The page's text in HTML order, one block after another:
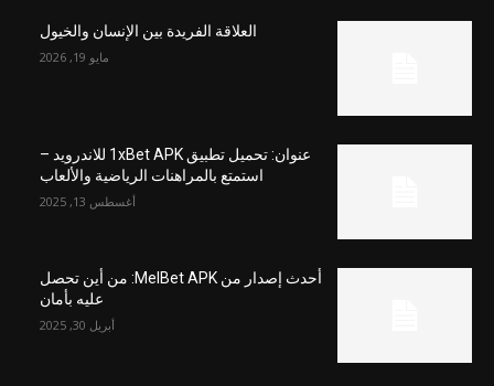
العلاقة الفريدة بين الإنسان والخيول
مايو 19, 2026
عنوان: تحميل تطبيق 1xBet APK للاندرويد –
استمتع بالمراهنات الرياضية والألعاب
أغسطس 13, 2025
أحدث إصدار من MelBet APK: من أين تحصل
عليه بأمان
أبريل 30, 2025